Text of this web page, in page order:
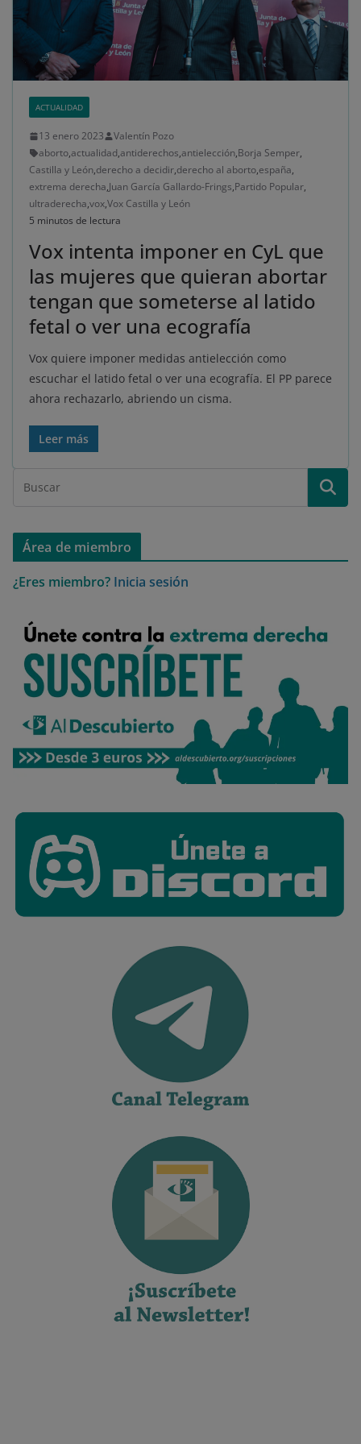
ACTUALIDAD
13 enero 2023
Valentín Pozo
aborto,actualidad,antiderechos,antielección,Borja Semper,
Castilla y León,derecho a decidir,derecho al aborto,españa,
extrema derecha,Juan García Gallardo-Frings,Partido Popular,
ultraderecha,vox,Vox Castilla y León
5 minutos de lectura
Vox intenta imponer en CyL que
las mujeres que quieran abortar
tengan que someterse al latido
fetal o ver una ecografía
Vox quiere imponer medidas antielección como
escuchar el latido fetal o ver una ecografía. El PP parece
ahora rechazarlo, abriendo un cisma.
Leer más
Área de miembro
¿Eres miembro? Inicia sesión